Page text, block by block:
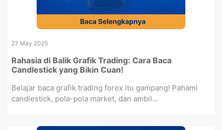
27 May 2025
Rahasia di Balik Grafik Trading: Cara Baca
Candlestick yang Bikin Cuan!
Belajar baca grafik trading forex itu gampang! Pahami
candlestick, pola-pola market, dan ambil...